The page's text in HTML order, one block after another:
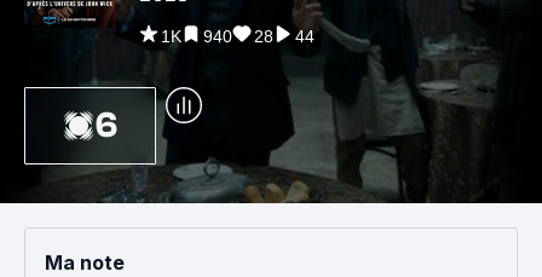
1K 940 28 44
6
Ma note